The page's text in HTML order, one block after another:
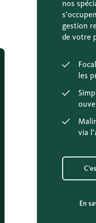
nos
gestion
de votre
les
via
En